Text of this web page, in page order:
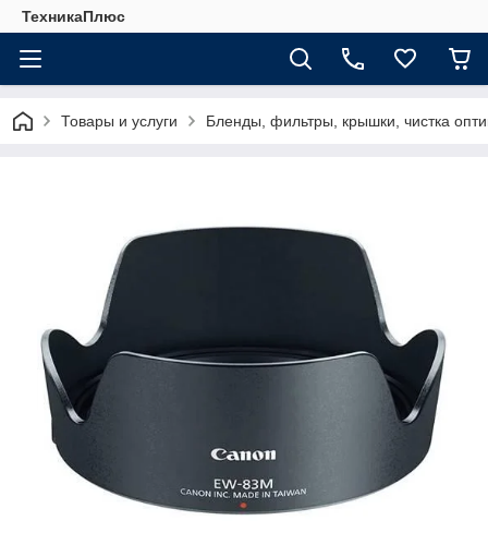
ТехникаПлюс
Товары и услуги Бленды, фильтры, крышки, чистка